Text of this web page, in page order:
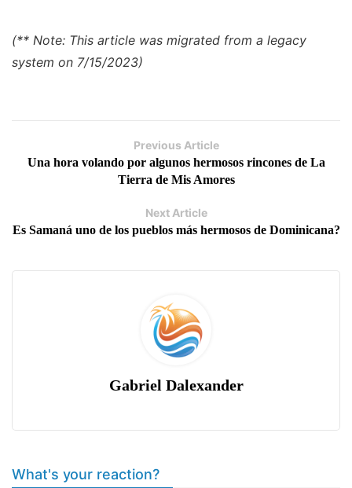
(** Note: This article was migrated from a legacy
system on 7/15/2023)
Previous Article
Una hora volando por algunos hermosos rincones de La
Tierra de Mis Amores
Next Article
Es Samaná uno de los pueblos más hermosos de Dominicana?
Gabriel Dalexander
What's your reaction?